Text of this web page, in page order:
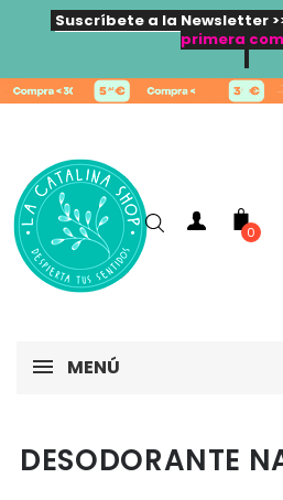
Suscríbete a la Newsletter
primera
0
MENÚ
DESODORANTE